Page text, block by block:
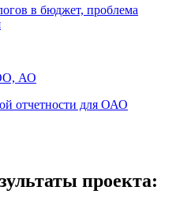
в бюджет, проблема
АО
отчетности для ОАО
проекта: